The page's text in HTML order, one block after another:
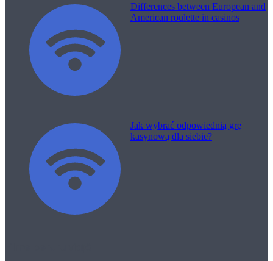
Differences between European and
American roulette in casinos
Jak wybrać odpowiednią grę
kasynową dla siebie?